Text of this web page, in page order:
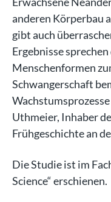
anderen Körperbau
gibt auch
Ergebnisse
Menschenformen
Schwangerschaft
Uthmeier, Inhaber
Frühgeschichte an
Die Studie ist im
Science“ erschienen.